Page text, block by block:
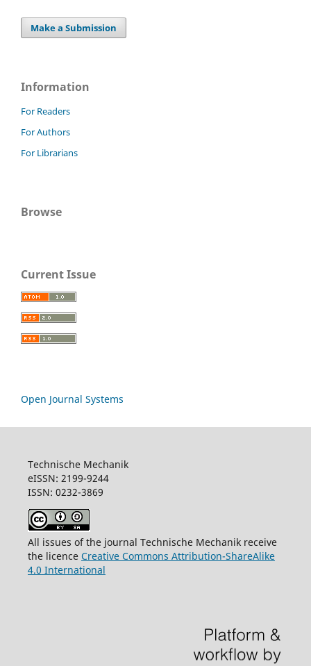
Make a Submission
Information
For Readers
For Authors
For Librarians
Browse
Current Issue
Open Journal Systems
Technische Mechanik
eISSN: 2199-9244
ISSN: 0232-3869
All issues of the journal Technische Mechanik receive
the licence Creative Commons Attribution-ShareAlike
4.0 International